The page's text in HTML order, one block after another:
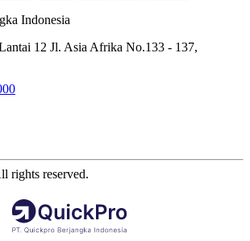
Indonesia
12 Jl. Asia Afrika No.133 - 137,
rights reserved.